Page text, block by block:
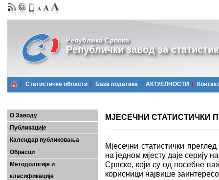
Република Српска
Републички завод за
Статистичке области Базa података АКТУЕЛНОСТИ Контакт
О Заводу
Публикације
Календар публиковања
Обрасци
Методологије и
класификације
МЈЕСЕЧНИ СТАТИСТИЧКИ
Мјесечни статистички
на једном мјесту даје серију
Српске, који су од посебне
корисници највише